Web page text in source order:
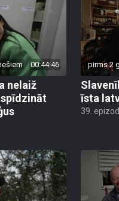
00:44:46
nelaiž
pirms 2
īsta
39.